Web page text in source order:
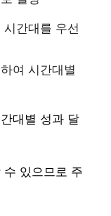
간대를 우선
여 시간대별
대별 성과 달
있으므로 주